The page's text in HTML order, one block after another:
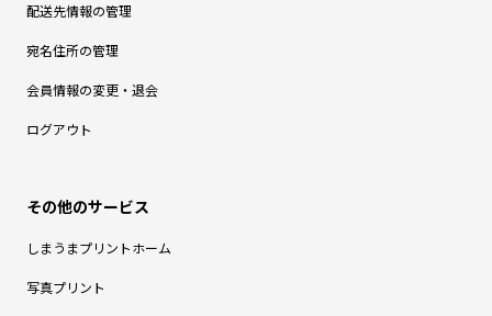
配送先情報の管理
宛名住所の管理
会員情報の変更・退会
ログアウト
しまうまプリントホーム
写真プリント